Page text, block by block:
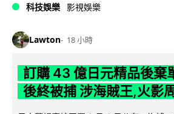
科技娛樂 影視娛樂
Lawton 18 小時
訂購 43 億日元精品後棄
後終被捕 涉海賊王,火影